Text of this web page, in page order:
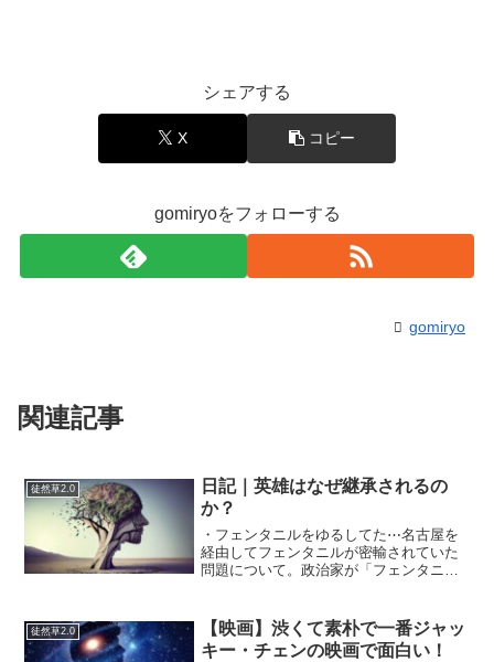
シェアする
X コピー
gomiryoをフォローする
gomiryo
関連記事
徒然草2.0
日記｜英雄はなぜ継承されるの
か？
・フェンタニルをゆるしてた⋯名古屋を
経由してフェンタニルが密輸されていた
問題について。政治家が「フェンタニル
の？って感じなのですが⋯問題をすり替
えてない？フェンタニルを...
徒然草2.0
【映画】渋くて素朴で一番ジャッ
キー・チェンの映画で面白い！